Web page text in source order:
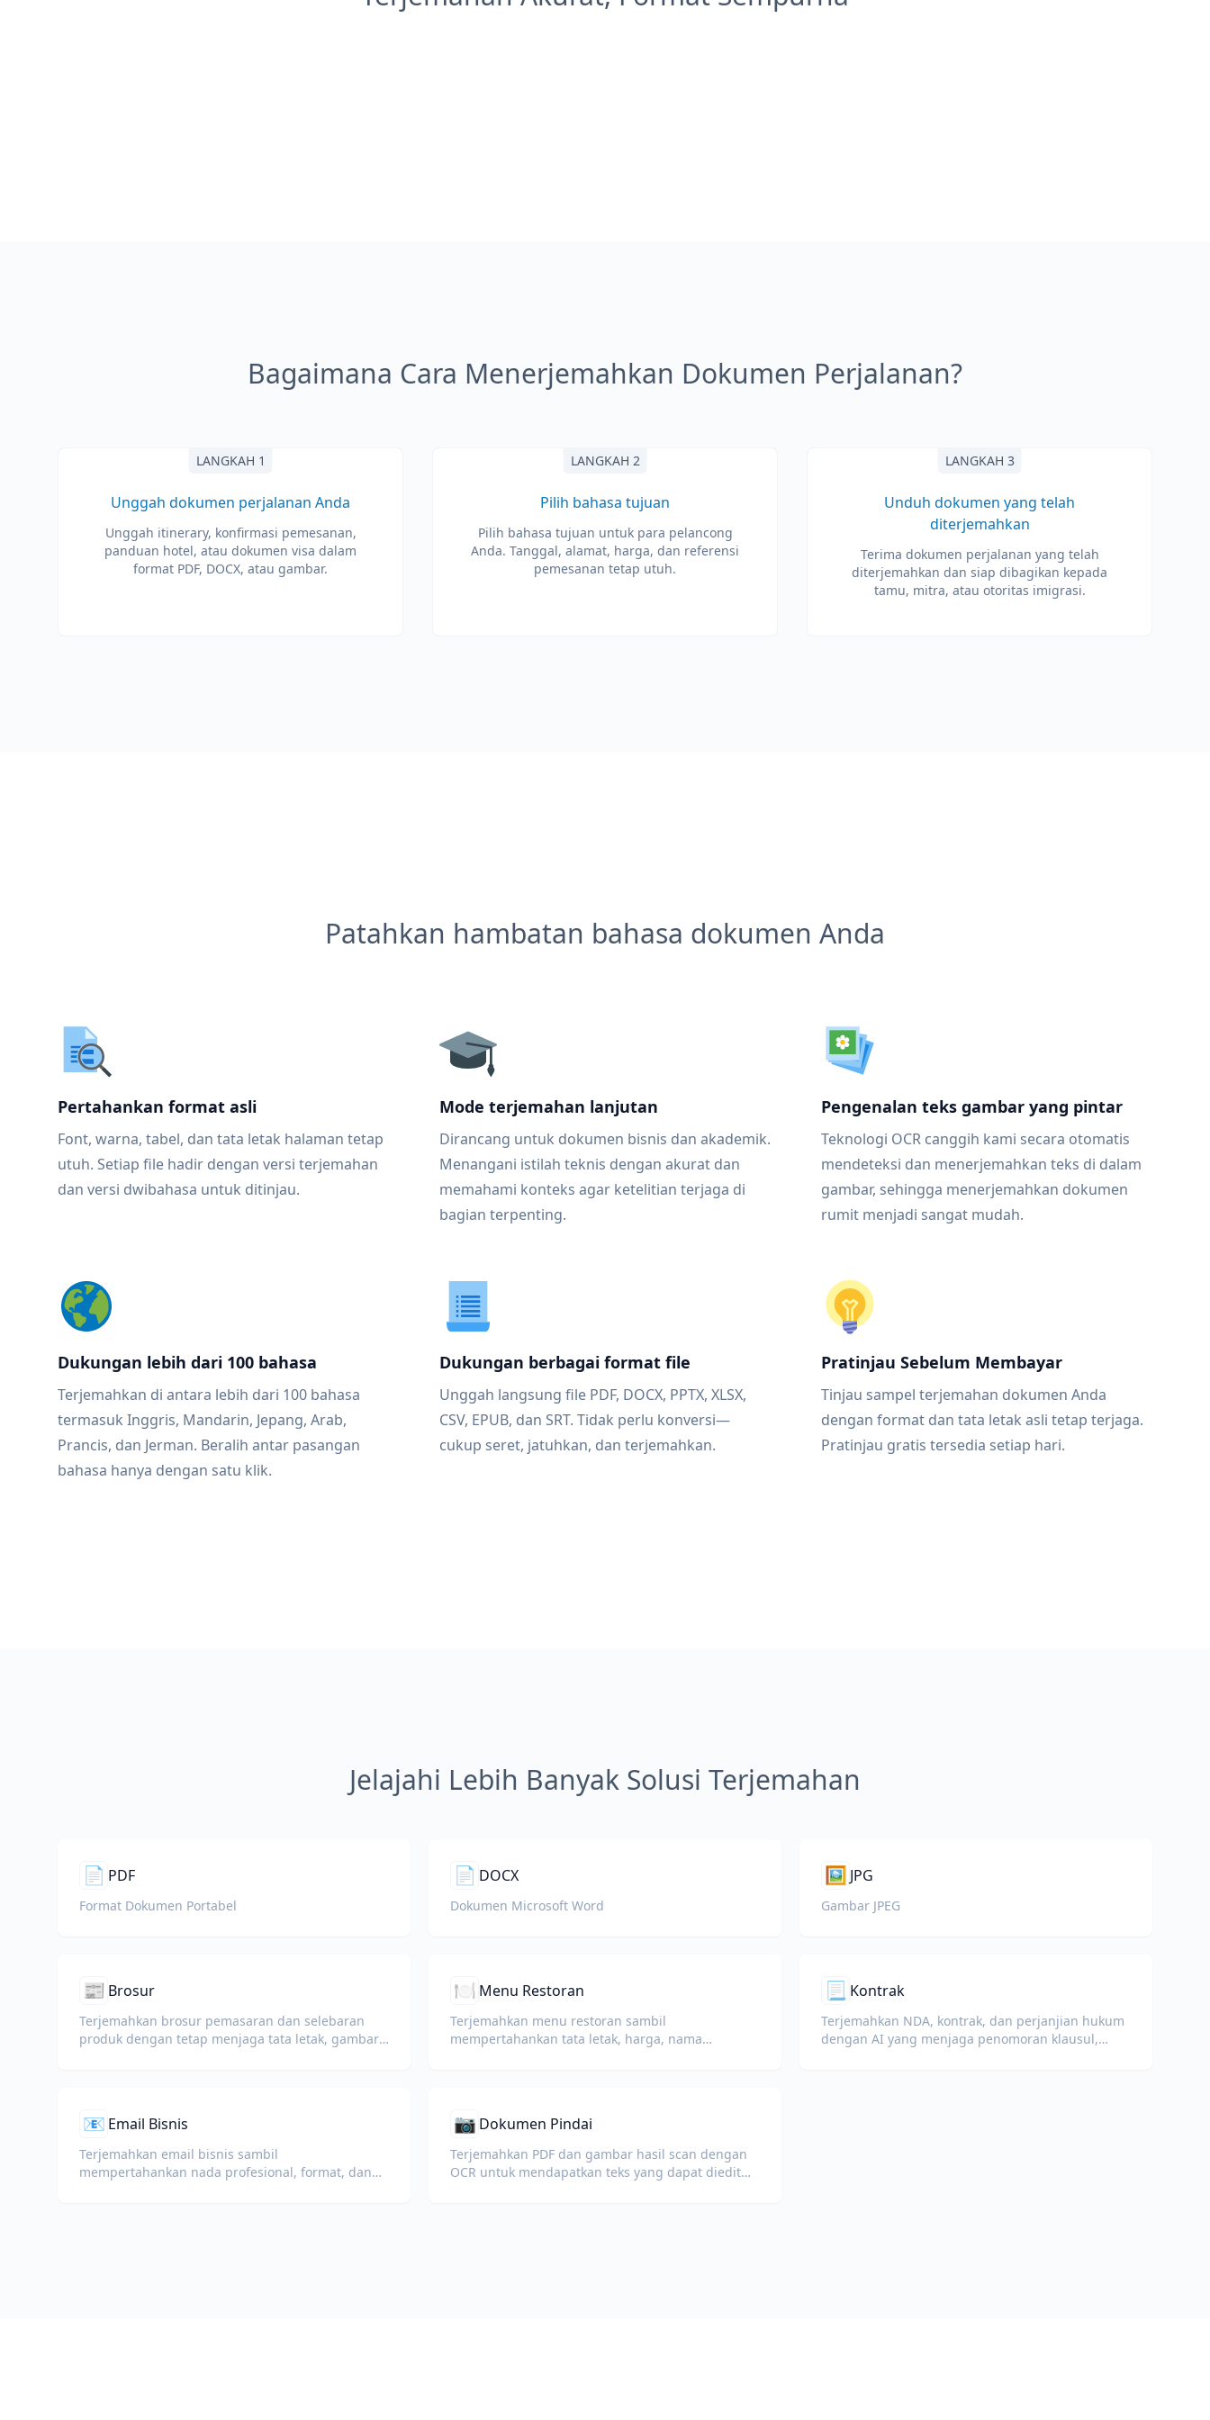
Bagaimana Cara Menerjemahkan Dokumen Perjalanan?
LANGKAH 1
Unggah dokumen perjalanan Anda
Unggah itinerary, konfirmasi pemesanan,
panduan hotel, atau dokumen visa dalam
format PDF, DOCX, atau gambar.
LANGKAH 2
Pilih bahasa tujuan
Pilih bahasa tujuan untuk para pelancong
Anda. Tanggal, alamat, harga, dan referensi
pemesanan tetap utuh.
LANGKAH 3
Unduh dokumen yang telah
diterjemahkan
Terima dokumen perjalanan yang telah
diterjemahkan dan siap dibagikan kepada
tamu, mitra, atau otoritas imigrasi.
Patahkan hambatan bahasa dokumen Anda
Pertahankan format asli
Font, warna, tabel, dan tata letak halaman tetap
utuh. Setiap file hadir dengan versi terjemahan
dan versi dwibahasa untuk ditinjau.
Mode terjemahan lanjutan
Dirancang untuk dokumen bisnis dan akademik.
Menangani istilah teknis dengan akurat dan
memahami konteks agar ketelitian terjaga di
bagian terpenting.
Pengenalan teks gambar yang pintar
Teknologi OCR canggih kami secara otomatis
mendeteksi dan menerjemahkan teks di dalam
gambar, sehingga menerjemahkan dokumen
rumit menjadi sangat mudah.
Dukungan lebih dari 100 bahasa
Terjemahkan di antara lebih dari 100 bahasa
termasuk Inggris, Mandarin, Jepang, Arab,
Prancis, dan Jerman. Beralih antar pasangan
bahasa hanya dengan satu klik.
Dukungan berbagai format file
Unggah langsung file PDF, DOCX, PPTX, XLSX,
CSV, EPUB, dan SRT. Tidak perlu konversi—
cukup seret, jatuhkan, dan terjemahkan.
Pratinjau Sebelum Membayar
Tinjau sampel terjemahan dokumen Anda
dengan format dan tata letak asli tetap terjaga.
Pratinjau gratis tersedia setiap hari.
Jelajahi Lebih Banyak Solusi Terjemahan
📄 PDF
Format Dokumen Portabel
📄 DOCX
Dokumen Microsoft Word
🖼️ JPG
Gambar JPEG
📰 Brosur
Terjemahkan brosur pemasaran dan selebaran
produk dengan tetap menjaga tata letak, gambar,
🍽️ Menu Restoran
Terjemahkan menu restoran sambil
mempertahankan tata letak, harga, nama
📃 Kontrak
Terjemahkan NDA, kontrak, dan perjanjian hukum
dengan AI yang menjaga penomoran klausul,
📧 Email Bisnis
Terjemahkan email bisnis sambil
mempertahankan nada profesional, format, dan
📷 Dokumen Pindai
Terjemahkan PDF dan gambar hasil scan dengan
OCR untuk mendapatkan teks yang dapat diedit